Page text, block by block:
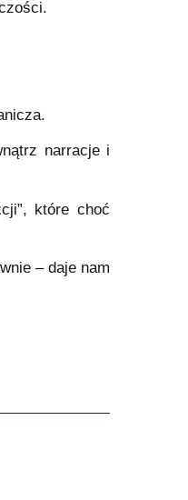
narracje i
które choć
– daje nam